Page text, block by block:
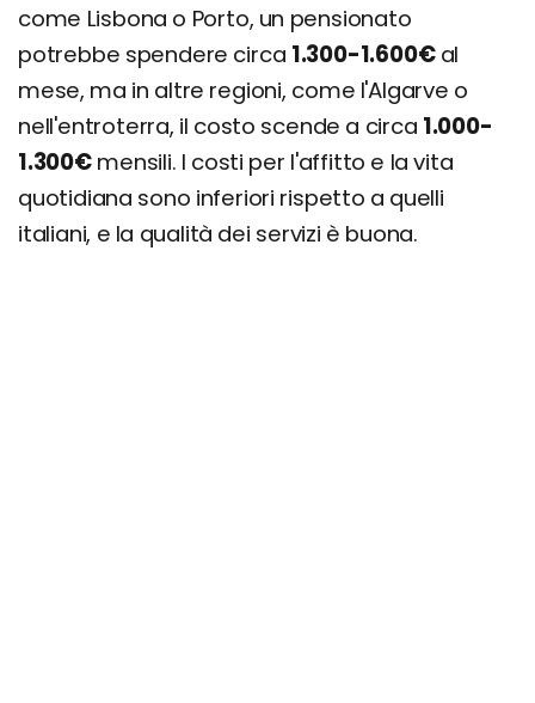
come Lisbona o Porto, un pensionato
potrebbe spendere circa 1.300-1.600€al
mese, ma in altre regioni, come l'Algarve o
nell'entroterra, il costo scende a circa 1.000-
1.300€mensili. I costi per l'affitto e la vita
quotidiana sono inferiori rispetto a quelli
italiani, e la qualità dei servizi è buona.